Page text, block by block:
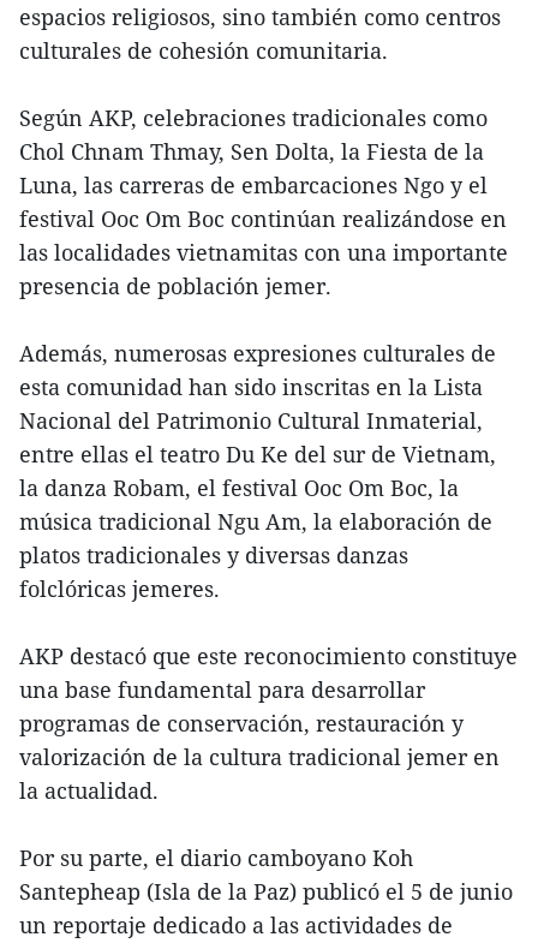
espacios religiosos, sino también como centros
culturales de cohesión comunitaria.
Según AKP, celebraciones tradicionales como
Chol Chnam Thmay, Sen Dolta, la Fiesta de la
Luna, las carreras de embarcaciones Ngo y el
festival Ooc Om Boc continúan realizándose en
las localidades vietnamitas con una importante
presencia de población jemer.
Además, numerosas expresiones culturales de
esta comunidad han sido inscritas en la Lista
Nacional del Patrimonio Cultural Inmaterial,
entre ellas el teatro Du Ke del sur de Vietnam,
la danza Robam, el festival Ooc Om Boc, la
música tradicional Ngu Am, la elaboración de
platos tradicionales y diversas danzas
folclóricas jemeres.
AKP destacó que este reconocimiento constituye
una base fundamental para desarrollar
programas de conservación, restauración y
valorización de la cultura tradicional jemer en
la actualidad.
Por su parte, el diario camboyano Koh
Santepheap (Isla de la Paz) publicó el 5 de junio
un reportaje dedicado a las actividades de